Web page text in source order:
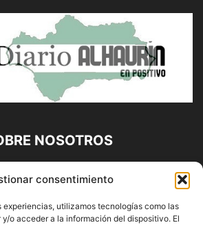
consentimiento
experiencias, utilizamos tecnologías como las
o acceder a la información del dispositivo. El
NOSOTROS
Propiedad de
López | 639 95 71 95 | Noticias de
la Torre, Málaga y Provincia|